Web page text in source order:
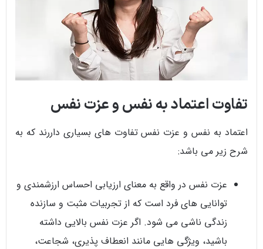
تفاوت اعتماد به نفس و عزت نفس
اعتماد به نفس و عزت نفس تفاوت های بسیاری داررند که به
شرح زیر می باشد:
عزت نفس در واقع به معنای ارزیابی احساس ارزشمندی و
توانایی های فرد است که از تجربیات مثبت و سازنده
زندگی ناشی می شود. اگر عزت نفس بالایی داشته
باشید، ویژگی هایی مانند انعطاف پذیری، شجاعت،